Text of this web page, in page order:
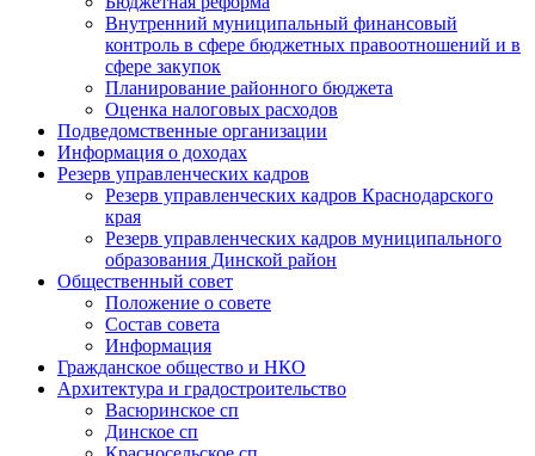
Внутренний муниципальный финансовый
контроль в сфере бюджетных правоотношений и в
сфере закупок
Планирование районного бюджета
Оценка налоговых расходов
Подведомственные организации
Информация о доходах
Резерв управленческих кадров
Резерв управленческих кадров Краснодарского
края
Резерв управленческих кадров муниципального
образования Динской район
Общественный совет
Положение о совете
Состав совета
Информация
Гражданское общество и НКО
Архитектура и градостроительство
Васюринское сп
Динское сп